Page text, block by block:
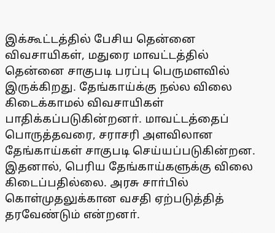
இக்கூட்டத்தில் பேசிய தென்னை
விவசாயிகள், மதுரை மாவட்டத்தில்
தென்னை சாகுபடி பரப்பு பெருமளவில்
இருக்கிறது. தேங்காய்க்கு நல்ல விலை
கிடைக்காமல் விவசாயிகள்
பாதிக்கப்படுகின்றனா். மாவட்டத்தைப்
பொருத்தவரை, சராசரி அளவிலான
தேங்காய்கள் சாகுபடி செய்யப்படுகின்றன.
இதனால், பெரிய தேங்காய்களுக்கு விலை
கிடைப்பதில்லை. அரசு சாா்பில்
கொள்முதலுக்கான வசதி ஏற்படுத்தித்
தரவேண்டும் என்றனா்.